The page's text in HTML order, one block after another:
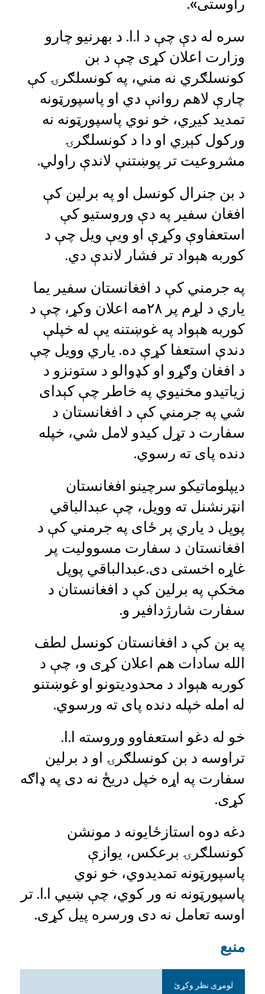
راوستی».
سره له دې چې د ا.ا. د بهرنیو چارو
وزارت اعلان کړی چې د بن
کونسلګري نه مني، په کونسلګرۍ کې
چارې لاهم روانې دي او پاسپورټونه
تمدید کیږي، خو نوي پاسپورټونه نه
ورکول کېږي او دا د کونسلګرۍ
مشروعیت تر پوښتنې لاندې راولي.
د بن جنرال کونسل او په برلین کې
افغان سفیر په دې وروستیو کې
استعفاوې وکړې او ویې ویل چې د
کوربه هېواد تر فشار لاندې دي.
په جرمني کې د افغانستان سفیر یما
یاري د لړم پر ۲۸مه اعلان وکړ، چې د
کوربه هېواد په غوښتنه یې له خپلې
دندې استعفا کړې ده. یاري وویل چې
د افغان وګړو او کډوالو د ستونزو د
زیاتیدو مخنیوي په خاطر چې کېدای
شي په جرمني کې د افغانستان د
سفارت د تړل کیدو لامل شي، خپله
دنده پای ته رسوي.
دیپلوماتیکو سرچینو افغانستان
انټرنشنل ته وویل، چې عبدالباقي
پوپل د یاري پر ځای په جرمني کې د
افغانستان د سفارت مسوولیت پر
غاړه اخستی دی.عبدالباقي پوپل
مخکې په برلین کې د افغانستان د
سفارت شارژدافیر و.
په بن کې د افغانستان کونسل لطف
الله سادات هم اعلان کړی و، چې د
کوربه هېواد د محدودیتونو او غوښتنو
له امله خپله دنده پای ته ورسوي.
خو له دغو استعفاوو وروسته ا.ا.
تراوسه د بن کونسلګرۍ او د برلین
سفارت په اړه خپل دریځ نه دی په ډاګه
کړی.
دغه دوه استازځایونه د مونشن
کونسلګرۍ برعکس، یوازې
پاسپورټونه تمدیدوي، خو نوي
پاسپورټونه نه ور کوي، چې ښيي ا.ا. تر
اوسه تعامل نه دی ورسره پیل کړی.
منبع
لومړی نظر وکړئ